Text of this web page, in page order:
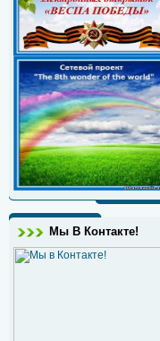
Мы В Контакте!